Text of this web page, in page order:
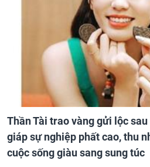
Thần Tài trao vàng gửi lộc
giáp sự nghiệp phất cao, thu
cuộc sống giàu sang sung túc